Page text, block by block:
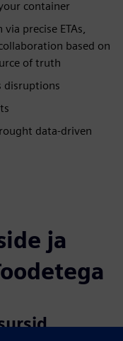
container
precise ETAs,
based on
of truth
disruptions
data-driven
ja